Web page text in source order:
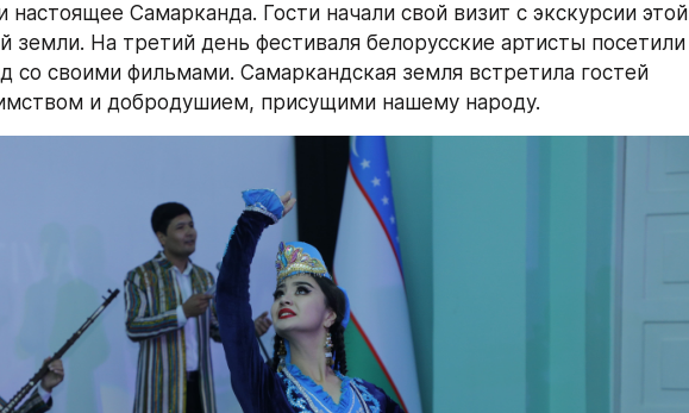
настоящее Самарканда. Гости начали свой визит с экскурсии этой
земли. На третий день фестиваля белорусские артисты посетили
со своими фильмами. Самаркандская земля встретила гостей
и добродушием, присущими нашему народу.